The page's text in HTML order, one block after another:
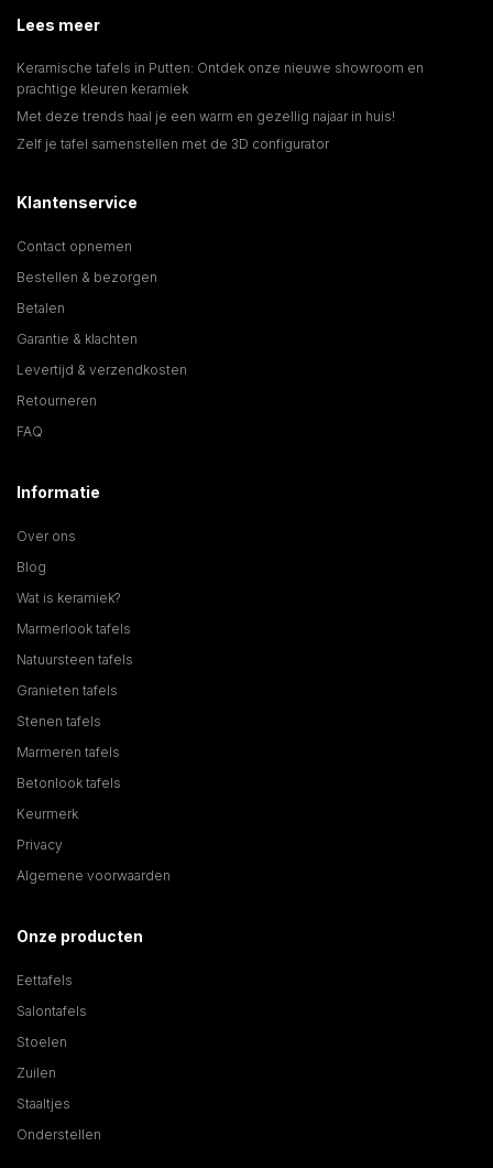
Lees meer
Keramische tafels in Putten: Ontdek onze nieuwe showroom en
prachtige kleuren keramiek
Met deze trends haal je een warm en gezellig najaar in huis!
Zelf je tafel samenstellen met de 3D configurator
Klantenservice
Contact opnemen
Bestellen & bezorgen
Betalen
Garantie & klachten
Levertijd & verzendkosten
Retourneren
FAQ
Informatie
Over ons
Blog
Wat is keramiek?
Marmerlook tafels
Natuursteen tafels
Granieten tafels
Stenen tafels
Marmeren tafels
Betonlook tafels
Keurmerk
Privacy
Algemene voorwaarden
Onze producten
Eettafels
Salontafels
Stoelen
Zuilen
Staaltjes
Onderstellen